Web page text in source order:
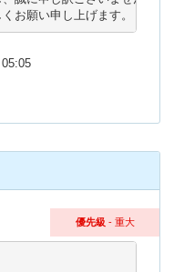
お願い申し上げます。
優先級 - 重大